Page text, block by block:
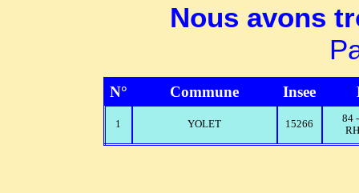
Nous avons
N° Commune Insee
1 YOLET 15266
84